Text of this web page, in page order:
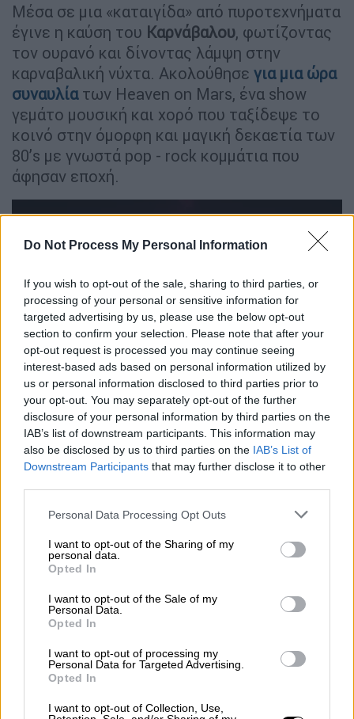
Do Not Process My Personal Information
If you wish to opt-out of the sale, sharing to third parties, or
processing of your personal or sensitive information for
targeted advertising by us, please use the below opt-out
section to confirm your selection. Please note that after your
opt-out request is processed you may continue seeing
interest-based ads based on personal information utilized by
us or personal information disclosed to third parties prior to
your opt-out. You may separately opt-out of the further
disclosure of your personal information by third parties on the
IAB’s list of downstream participants. This information may
also be disclosed by us to third parties on the IAB’s List of
Downstream Participants that may further disclose it to other
Please note that this website/app uses one or more Google
not limited to your visit or usage behaviour. You may click to
grant or deny consent to Google and its third-party tags to
use your data for below specified purposes in below Google
consent section.
Personal Data Processing Opt Outs
I want to opt-out of the Sharing of my
personal data.
Opted In
I want to opt-out of the Sale of my
Personal Data.
Opted In
I want to opt-out of processing my
Personal Data for Targeted Advertising.
Opted In
I want to opt-out of Collection, Use,
Μέσα σε μια «καταιγίδα» από πυροτεχνήματα
έγινε η καύση του Καρνάβαλου, φωτίζοντας
τον ουρανό και δίνοντας λάμψη στην
καρναβαλική νύχτα. Ακολούθησε για μια ώρα
συναυλία των Heaven on Mars, ένα show
γεμάτο μουσική και χορό που ταξίδεψε το
κοινό στην όμορφη και μαγική δεκαετία των
80’s με γνωστά pop - rock κομμάτια που
άφησαν εποχή.
video
Φέτος ηΤελετή Λήξηςήταν «προσβάσιμη»
για κωφούς/βαρήκοους, αφού υπήρχε
παράλληλη διερμηνεία στην ελληνική
νοηματική γλώσσα, από την επίσημη
διερμηνέα ΛαμπρινήΠαπαπροκοπίου.
Ρεκόρ συμμετοχών με 60.000
καρναβαλιστές
Περισσότεροι από
στηνΠάτραμετέφεραν για περίπου έξι ώρες
το αισιόδοξο και ελπιδοφόρο μήνυμα της
ένα μοναδικό θέαμα με το χορό και το
τραγούδι τους.